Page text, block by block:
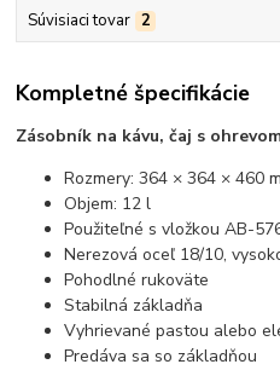
Súvisiaci tovar 2
Kompletné špecifikácie
Zásobník na kávu, čaj s
Rozmery: 364 × 364 × 460
Objem: 12 l
Použiteľné s vložkou AB-
Nerezová oceľ 18/10,
Pohodlné rukoväte
Stabilná základňa
Vyhrievané pastou alebo
Predáva sa so základňou